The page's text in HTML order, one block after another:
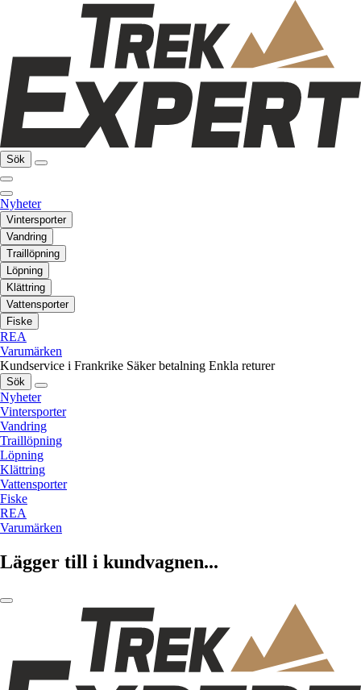
Sök
Nyheter
Vintersporter
Vandring
Traillöpning
Löpning
Klättring
Vattensporter
Fiske
REA
Varumärken
Kundservice i Frankrike Säker betalning Enkla returer
Sök
Nyheter
Vintersporter
Vandring
Traillöpning
Löpning
Klättring
Vattensporter
Fiske
REA
Varumärken
Lägger till i kundvagnen...